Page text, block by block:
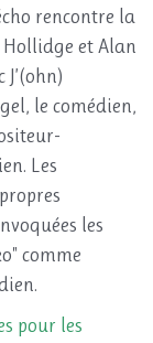
rencontre la
Hollidge et Alan
le comédien,
Les
les
comme
pour les